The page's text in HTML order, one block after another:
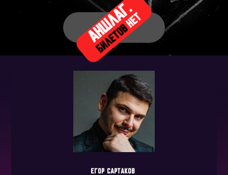
АНШЛАГ.
БИЛЕТОВ
НЕТ
ЕГОР САРТАКОВ